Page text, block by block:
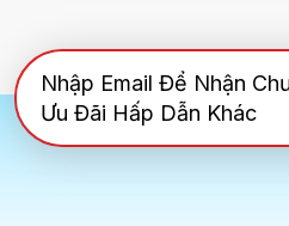
Nhập Email Để Nhận
Ưu Đãi Hấp Dẫn Khác